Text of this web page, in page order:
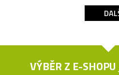
VÝBĚR Z E-SHOPU